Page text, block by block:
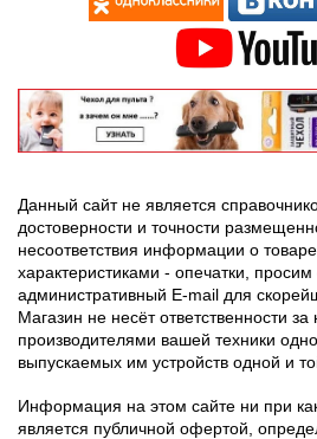
Данный сайт не является
достоверности и точности
несоответствия информации о
характеристиками - опечатки,
административный E-mail для
Магазин не несёт ответственности
производителями вашей техники
выпускаемых им устройств одной и
Информация на этом сайте ни при
является публичной офертой,